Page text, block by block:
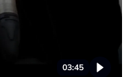
03:45